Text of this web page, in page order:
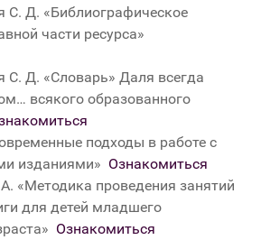
С. Д. «Библиографическое
части ресурса»
Д. «Словарь» Даля всегда
всякого образованного
подходы в работе с
изданиями» Ознакомиться
«Методика проведения занятий
для детей младшего
Ознакомиться